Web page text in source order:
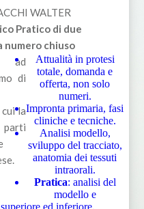
WALTER
Pratico di due
numero chiuso
ad
di
la
Attualità in protesi
totale, domanda e
offerta, non solo
numeri.
Impronta primaria, fasi
cliniche e tecniche.
Analisi modello,
sviluppo del tracciato,
anatomia dei tessuti
intraorali.
Pratica: analisi del
modello e
ed inferiore.